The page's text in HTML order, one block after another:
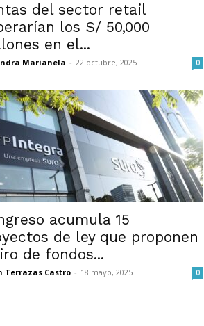
del sector retail
los S/ 50,000
en el...
Marianela - 22 octubre, 2025 0
acumula 15
de ley que proponen
de fondos...
Terrazas Castro - 18 mayo, 2025 0